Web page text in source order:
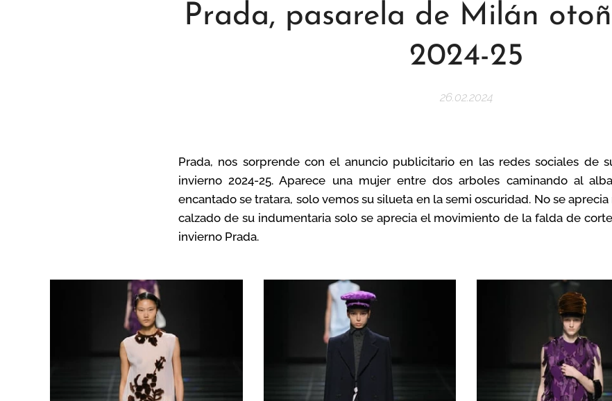
Prada, pasarela de Milán
2024-25
26.02.2024
Prada, nos sorprende con el anuncio publicitario en las redes sociales de
invierno 2024-25. Aparece una mujer entre dos arboles caminando al
encantado se tratara, solo vemos su silueta en la semi oscuridad. No se
calzado de su indumentaria solo se aprecia el movimiento de la falda de
invierno Prada.